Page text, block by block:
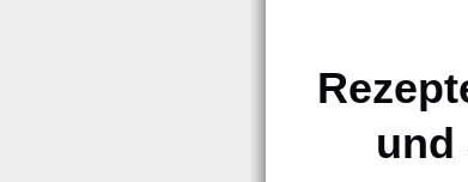
und